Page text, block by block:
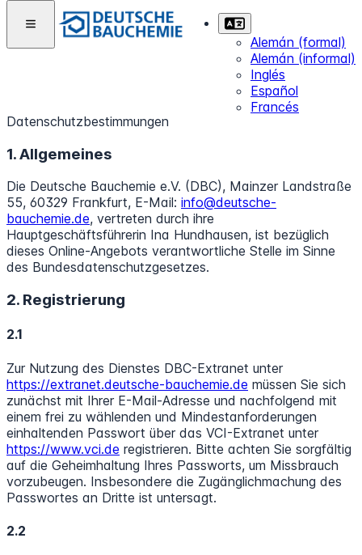
Alemán (formal)
Alemán (informal)
Inglés
Español
Francés
Datenschutzbestimmungen
1. Allgemeines
Die Deutsche Bauchemie e.V. (DBC), Mainzer Landstraße
55, 60329 Frankfurt, E-Mail: info@deutsche-
bauchemie.de, vertreten durch ihre
Hauptgeschäftsführerin Ina Hundhausen, ist bezüglich
dieses Online-Angebots verantwortliche Stelle im Sinne
des Bundesdatenschutzgesetzes.
2. Registrierung
2.1
Zur Nutzung des Dienstes DBC-Extranet unter
https://extranet.deutsche-bauchemie.de müssen Sie sich
zunächst mit Ihrer E-Mail-Adresse und nachfolgend mit
einem frei zu wählenden und Mindestanforderungen
einhaltenden Passwort über das VCI-Extranet unter
https://www.vci.de registrieren. Bitte achten Sie sorgfältig
auf die Geheimhaltung Ihres Passworts, um Missbrauch
vorzubeugen. Insbesondere die Zugänglichmachung des
Passwortes an Dritte ist untersagt.
2.2